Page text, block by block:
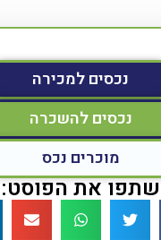
נכסים למכירה
נכסים להשכרה
מוכרים נכס
שתפו את הפוסט: